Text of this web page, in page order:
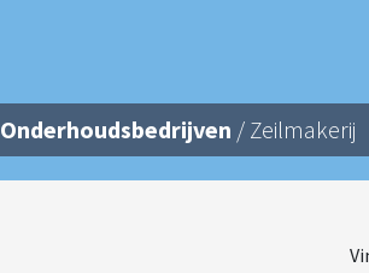
Onderhoudsbedrijven / Zeilmakerij